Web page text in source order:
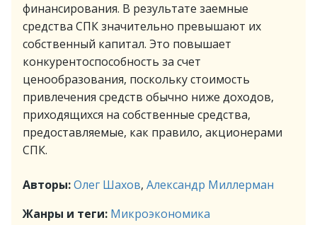
финансирования. В результате заемные
средства СПК значительно превышают их
собственный капитал. Это повышает
конкурентоспособность за счет
ценообразования, поскольку стоимость
привлечения средств обычно ниже доходов,
приходящихся на собственные средства,
предоставляемые, как правило, акционерами
СПК.
Авторы:Олег Шахов, Александр Миллерман
Жанры и теги: Микроэкономика